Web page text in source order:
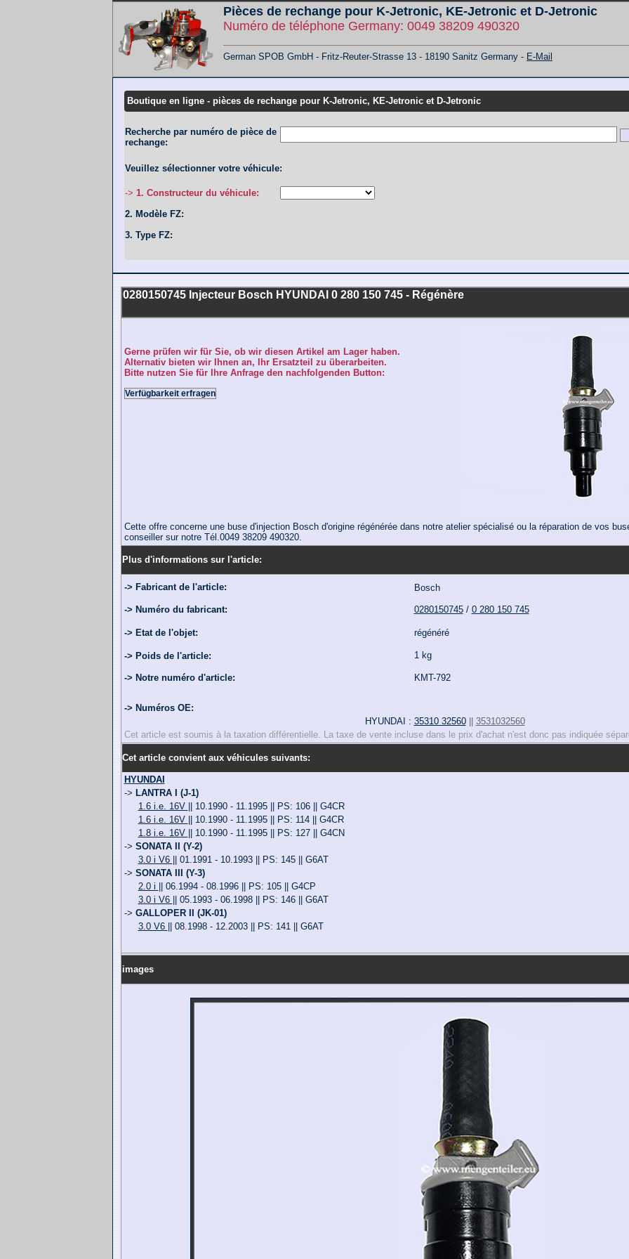
Pièces de rechange pour K-Jetronic, KE-Jetronic et D-Jetronic
Numéro de téléphone Germany: 0049 38209 490320
German SPOB GmbH - Fritz-Reuter-Strasse 13 - 18190 Sanitz Germany - E-Mail
Boutique en ligne - pièces de rechange pour K-Jetronic, KE-Jetronic et D-Jetronic
Recherche par numéro de pièce de
rechange:
Veuillez sélectionner votre véhicule:
-> 1. Constructeur du véhicule:
2. Modèle FZ:
3. Type FZ:
0280150745 Injecteur Bosch HYUNDAI 0 280 150 745 - Régénère
Gerne prüfen wir für Sie, ob wir diesen Artikel am Lager haben.
Alternativ bieten wir Ihnen an, Ihr Ersatzteil zu überarbeiten.
Bitte nutzen Sie für Ihre Anfrage den nachfolgenden Button:
Verfügbarkeit erfragen
Cette offre concerne une buse d'injection Bosch d'origine régénérée dans notre atelier spécialisé ou la réparation de vos
conseiller sur notre Tél.0049 38209 490320.
Plus d'informations sur l'article:
-> Fabricant de l'article: Bosch
-> Numéro du fabricant: 0280150745/ 0 280 150 745
-> Etat de l'objet: régénéré
-> Poids de l'article: 1 kg
-> Notre numéro d'article: KMT-792
-> Numéros OE:
HYUNDAI : 35310 32560|| 3531032560
Cet article est soumis à la taxation différentielle. La taxe de vente incluse dans le prix d'achat n'est donc pas indiquée
Cet article convient aux véhicules suivants:
HYUNDAI
-> LANTRA I (J-1)
1.6 i.e. 16V
|| 10.1990 - 11.1995 || PS: 106 || G4CR
1.6 i.e. 16V
|| 10.1990 - 11.1995 || PS: 114 || G4CR
1.8 i.e. 16V
|| 10.1990 - 11.1995 || PS: 127 || G4CN
-> SONATA II (Y-2)
3.0 i V6
|| 01.1991 - 10.1993 || PS: 145 || G6AT
-> SONATA III (Y-3)
2.0 i
|| 06.1994 - 08.1996 || PS: 105 || G4CP
3.0 i V6
|| 05.1993 - 06.1998 || PS: 146 || G6AT
-> GALLOPER II (JK-01)
3.0 V6
|| 08.1998 - 12.2003 || PS: 141 || G6AT
images